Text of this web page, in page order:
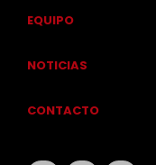
EQUIPO
NOTICIAS
CONTACTO